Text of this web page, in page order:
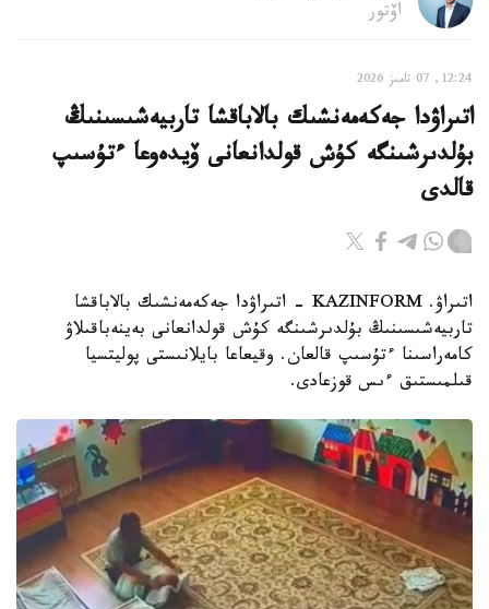
اۆتور
12:24, 07 تامىز 2026
اتىراۋدا جەكەمەنشىك بالاباقشا تاربيەشىسىنىڭ
بۇلدىرشىنگە كۇش قولدانعانى ۆيدەوعا ءتۇسىپ
قالدى
اتىراۋ. KAZINFORM - اتىراۋدا جەكەمەنشىك بالاباقشا
تاربيەشىسىنىڭ بۇلدىرشىنگە كۇش قولدانعانى بەينەباقىلاۋ
كامەراسىنا ءتۇسىپ قالعان. وقيعاعا بايلانىستى پوليتسيا
قىلمىستىق ءىس قوزعادى.